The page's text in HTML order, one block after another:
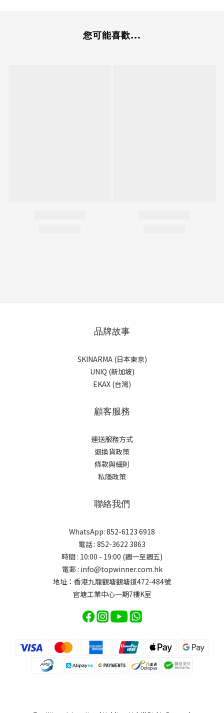
您可能喜歡...
品牌故事
SKINARMA (日本東京)
UNIQ (新加坡)
EKAX (台灣)
顧客服務
運送服務方式
退換貨政策
條款與細則
私隱政策
聯絡我們
WhatsApp: 852-6123 6918
電話 : 852-3622 3863
時間 : 10:00 - 19:00 (週一至週五)
電郵 : info@topwinner.com.hk
地址：香港九龍觀塘觀塘道472-484號
官塘工業中心一期7樓K室